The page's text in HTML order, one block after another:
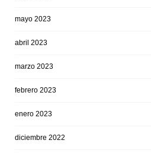
mayo 2023
abril 2023
marzo 2023
febrero 2023
enero 2023
diciembre 2022